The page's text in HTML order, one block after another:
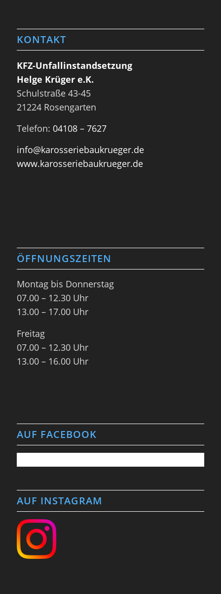
KONTAKT
KFZ-Unfallinstandsetzung
Helge Krüger e.K.
Schulstraße 43-45
21224 Rosengarten
Telefon: 04108 – 7627
info@karosseriebaukrueger.de
www.karosseriebaukrueger.de
ÖFFNUNGSZEITEN
Montag bis Donnerstag
07.00 – 12.30 Uhr
13.00 – 17.00 Uhr
Freitag
07.00 – 12.30 Uhr
13.00 – 16.00 Uhr
AUF FACEBOOK
AUF INSTAGRAM